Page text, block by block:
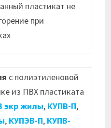
пластикат не
при
с полиэтиленовой
из ПВХ пластиката
экр жилы, КУПВ-П,
, КУПЭВ-П, КУПВ-